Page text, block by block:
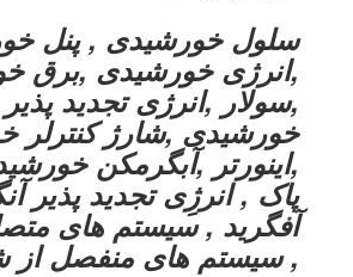
سلول خورشیدی , پنل
,انرژی خورشیدی ,برق
,سولار ,انرژی تجدید
خورشیدی ,شارژ کنترلر
,اینورتر ,آبگرمکن
پاک , انرژِی تجدید پذیر
آفگرید , سیستم های
, سیستم های منفصل از